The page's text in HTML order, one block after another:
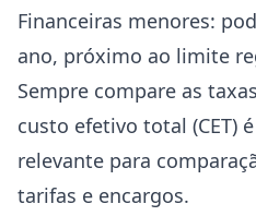
Financeiras menores:
ano, próximo ao limite
Sempre compare as
custo efetivo total (CET)
relevante para
tarifas e encargos.